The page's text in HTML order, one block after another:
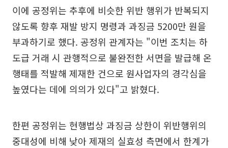
이에 공정위는 추후에 비슷한 위반 행위가 반복되지
않도록 향후 재발 방지 명령과 과징금 5200만 원을
부과하기로 했다. 공정위 관계자는 "이번 조치는 하
도급 거래 시 관행적으로 불완전한 서면을 발급해 온
행태를 적발해 제재한 건으로 원사업자의 경각심을
높였다는 데에 의의가 있다"고 밝혔다.
한편 공정위는 현행법상 과징금 상한이 위반행위의
중대성에 비해 낮아 제재의 실효성 측면에서 한계가